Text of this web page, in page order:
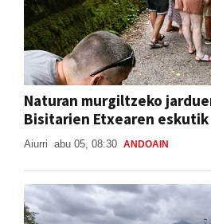
Naturan murgiltzeko
Bisitarien Etxearen eskutik
Aiurri abu 05, 08:30 ANDOAIN